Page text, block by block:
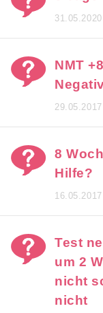
31.05.2020
NMT
29.05.2017
8
Hilfe?
16.05.2017
Test
um 2
nicht
nicht